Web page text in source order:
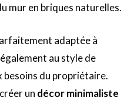
mur en briques naturelles.
adaptée à
au style de
besoins du propriétaire.
un décor minimaliste